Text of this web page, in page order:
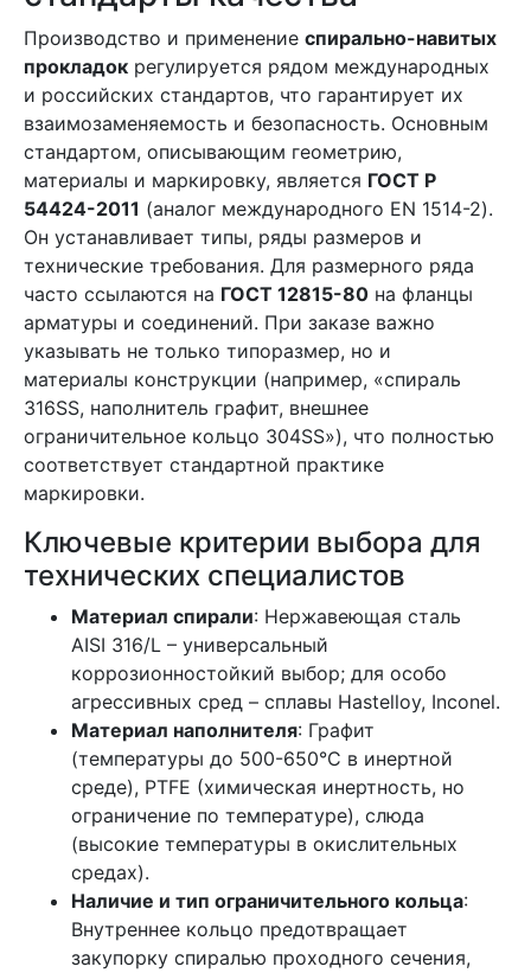
Производство и применение спирально-навитых
прокладок регулируется рядом международных
и российских стандартов, что гарантирует их
взаимозаменяемость и безопасность. Основным
стандартом, описывающим геометрию,
материалы и маркировку, является ГОСТ Р
54424-2011 (аналог международного EN 1514-2).
Он устанавливает типы, ряды размеров и
технические требования. Для размерного ряда
часто ссылаются на ГОСТ 12815-80 на фланцы
арматуры и соединений. При заказе важно
указывать не только типоразмер, но и
материалы конструкции (например, «спираль
316SS, наполнитель графит, внешнее
ограничительное кольцо 304SS»), что полностью
соответствует стандартной практике
маркировки.
Ключевые критерии выбора для
технических специалистов
Материал спирали: Нержавеющая сталь
AISI 316/L – универсальный
коррозионностойкий выбор; для особо
агрессивных сред – сплавы Hastelloy, Inconel.
Материал наполнителя: Графит
(температуры до 500-650°C в инертной
среде), PTFE (химическая инертность, но
ограничение по температуре), слюда
(высокие температуры в окислительных
средах).
Наличие и тип ограничительного кольца:
Внутреннее кольцо предотвращает
закупорку спиралью проходного сечения,